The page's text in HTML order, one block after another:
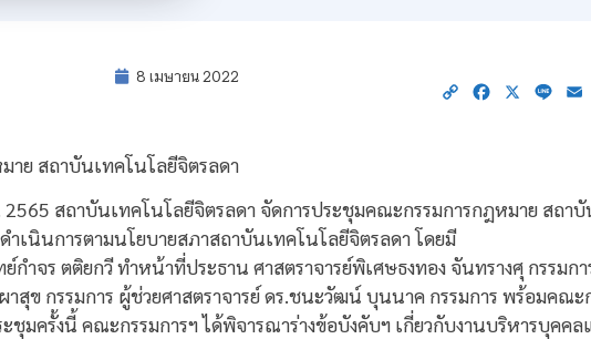
8 เมษายน 2022
Copy Facebook
X Line
าย สถาบันเทคโนโลยีจิตรลดา
สถาบันเทคโนโลยีจิตรลดา จัดการประชุมคณะกรรมการกฎหมาย สถา
ำเนินการตามนโยบายสภาสถาบันเทคโนโลยีจิตรลดา โดยมี
กำจร ตติยกวี ทำหน้าที่ประธาน ศาสตราจารย์พิเศษธงทอง จันทรางศุ กรรม
สุข กรรมการ ผู้ช่วยศาสตราจารย์ ดร.ชนะวัฒน์ บุนนาค กรรมการ พร้อมคณะ
ชุมครั้งนี้ คณะกรรมการฯ ได้พิจารณาร่างข้อบังคับฯ เกี่ยวกับงานบริหารบุคคล